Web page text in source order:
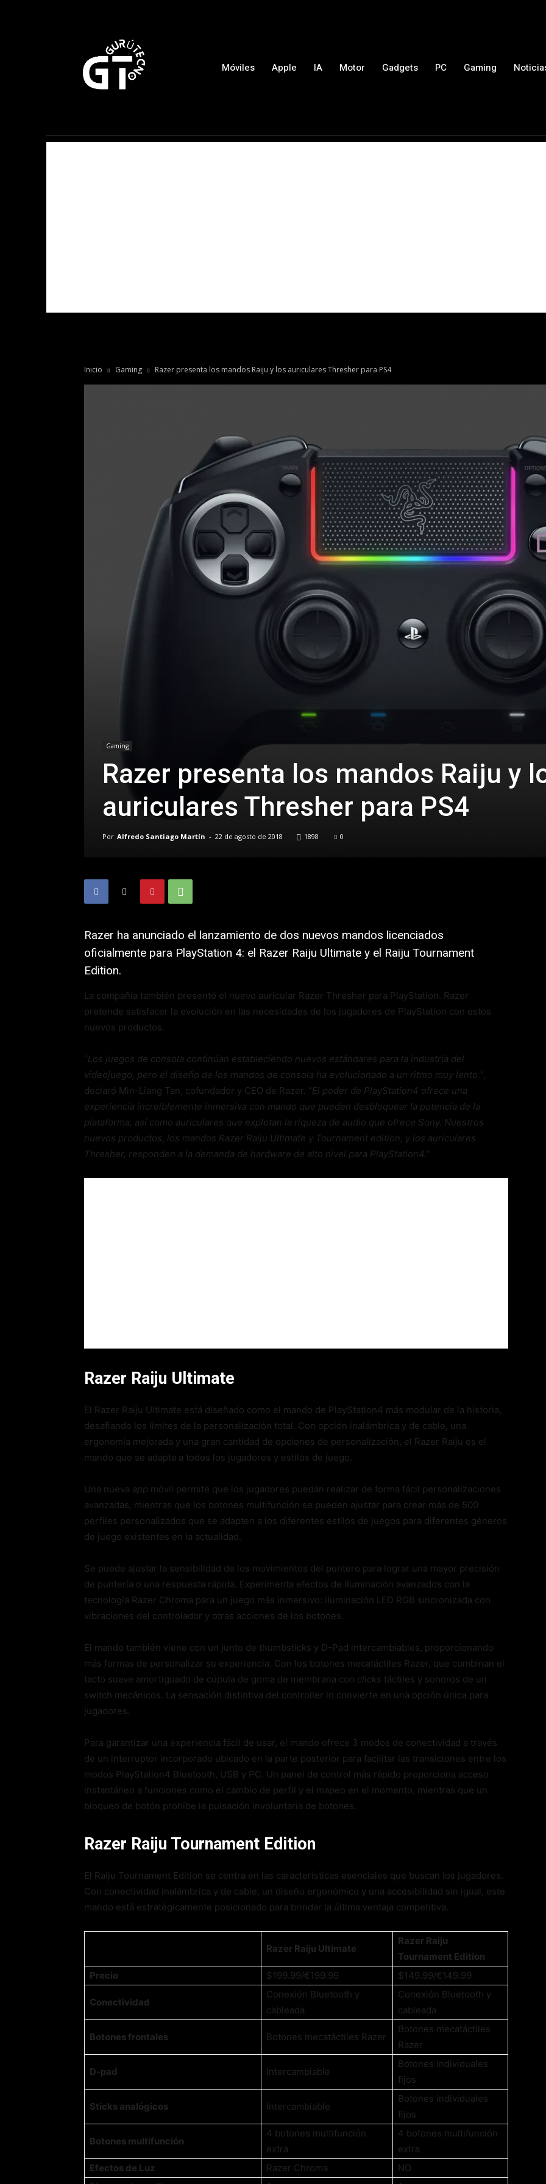
Móviles Apple IA Motor Gadgets PC Gaming
Inicio Gaming Razer presenta los mandos Raiju y los auriculares Thresher para PS4
Gaming
Razer presenta los mandos Raiju y
auriculares Thresher para PS4
Por Alfredo Santiago Martín - 22 de agosto de 2018 1898 0
Razer ha anunciado el lanzamiento de dos nuevos mandos licenciados
oficialmente para PlayStation 4: el Razer Raiju Ultimate y el Raiju Tournament
Edition.
La compañía también presentó el nuevo auricular Razer Thresher para PlayStation. Razer
pretende satisfacer la evolución en las necesidades de los jugadores de PlayStation con estos
nuevos productos.
“Los juegos de consola continúan estableciendo nuevos estándares para la industria del
videojuego, pero el diseño de los mandos de consola ha evolucionado a un ritmo muy lento.”,
declaró Min-Liang Tan, cofundador y CEO de Razer. “El poder de PlayStation4 ofrece una
experiencia increíblemente inmersiva con mando que pueden desbloquear la potencia de la
plataforma, así como auriculares que explotan la riqueza de audio que ofrece Sony. Nuestros
nuevos productos, los mandos Razer Raiju Ultimate y Tournament edition, y los auriculares
Thresher, responden a la demanda de hardware de alto nivel para PlayStation4.”
Razer Raiju Ultimate
El Razer Raiju Ultimate está diseñado como el mando de PlayStation4 más modular de la historia,
desafiando los límites de la personalización total. Con opción inalámbrica y de cable, una
ergonomía mejorada y una gran cantidad de opciones de personalización, el Razer Raiju es el
mando que se adapta a todos los jugadores y estilos de juego.
Una nueva app móvil permite que los jugadores puedan realizar de forma fácil personalizaciones
avanzadas, mientras que los botones multifunción se pueden ajustar para crear más de 500
perfiles personalizados que se adapten a los diferentes estilos de juegos para diferentes géneros
de juego existentes en la actualidad.
Se puede ajustar la sensibilidad de los movimientos del puntero para lograr una mayor precisión
de puntería o una respuesta rápida. Experimenta efectos de iluminación avanzados con la
tecnología Razer Chroma para un juego más inmersivo: iluminación LED RGB sincronizada con
vibraciones del controlador y otras acciones de los botones.
El mando también viene con un junto de thumbsticks y D-Pad intercambiables, proporcionando
más formas de personalizar su experiencia. Con los botones mecatáctiles Razer, que combinan el
tacto suave amortiguado de cúpula de goma de membrana con clicks táctiles y sonoros de un
switch mecánicos. La sensación distintiva del controller lo convierte en una opción única para
jugadores.
Para garantizar una experiencia fácil de usar, el mando ofrece 3 modos de conectividad a través
de un interruptor incorporado ubicado en la parte posterior para facilitar las transiciones entre los
modos PlayStation4 Bluetooth, USB y PC. Un panel de control más rápido proporciona acceso
instantáneo a funciones como el cambio de perfil y el mapeo en el momento, mientras que un
bloqueo de botón prohíbe la pulsación involuntaria de botones.
Razer Raiju Tournament Edition
El Raiju Tournament Edition se centra en las características esenciales que buscan los jugadores.
Con conectividad inalámbrica y de cable, un diseño ergonómico y una accesibilidad sin igual, este
mando está estratégicamente posicionado para brindar la última ventaja competitiva.
Razer Raiju Ultimate
Razer Raiju
Tournament Edition
Precio
$199.99/€199.99 $149.99/€149.99
Conectividad
Conexión Bluetooth y
cableada
Conexión Bluetooth y
cableada
Botones frontales Botones mecatáctiles Razer
Botones mecatáctiles
Razer
D-pad Intercambiable
Botones individuales
fijos
Sticks analógicos Intercambiable
Botones individuales
fijos
Botones multifunción
4 botones multifunción
extra
4 botones multifunción
extra
Efectos de Luz
Razer Chroma
NO